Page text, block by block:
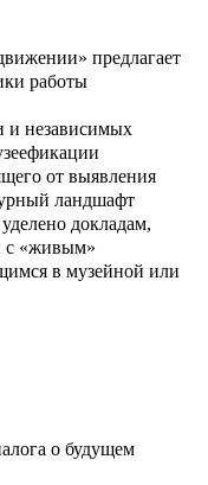
предлагает
работы
и независимых
от выявления
ландшафт
докладам,
с «живым»
в музейной или
о будущем